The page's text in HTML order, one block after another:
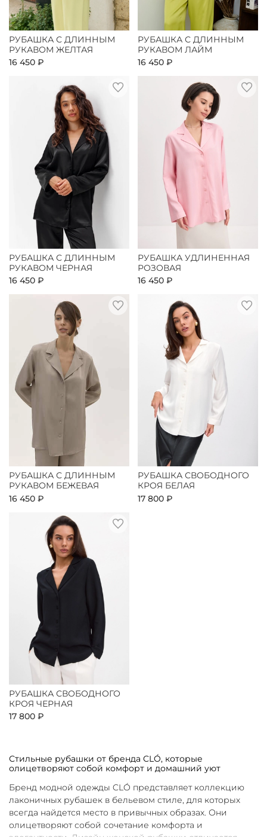
РУБАШКА С ДЛИННЫМ
РУКАВОМ ЖЕЛТАЯ
16 450 ₽
РУБАШКА С ДЛИННЫМ
РУКАВОМ ЛАЙМ
16 450 ₽
РУБАШКА С ДЛИННЫМ
РУКАВОМ ЧЕРНАЯ
16 450 ₽
РУБАШКА УДЛИНЕННАЯ
РОЗОВАЯ
16 450 ₽
РУБАШКА С ДЛИННЫМ
РУКАВОМ БЕЖЕВАЯ
16 450 ₽
РУБАШКА СВОБОДНОГО
КРОЯ БЕЛАЯ
17 800 ₽
РУБАШКА СВОБОДНОГО
КРОЯ ЧЕРНАЯ
17 800 ₽
Стильные рубашки от бренда CLÓ, которые
олицетворяют собой комфорт и домашний уют
Бренд модной одежды CLÓ представляет коллекцию
лаконичных рубашек в бельевом стиле, для которых
всегда найдется место в привычных образах. Они
олицетворяют собой сочетание комфорта и